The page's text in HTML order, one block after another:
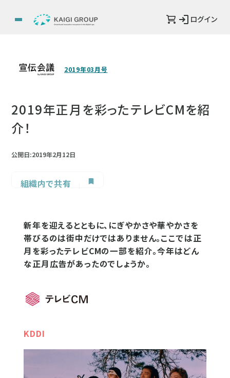
ログイン
2019年03月号
2019年正月を彩ったテレビCMを紹
介！
公開日:2019年2月12日
組織内で共有
新年を迎えるとともに、にぎやかさや華やかさを
帯びるのは街中だけではありません。ここでは正
月を彩ったテレビCMの一部を紹介。今年はどん
な正月広告があったのでしょうか。
KDDI